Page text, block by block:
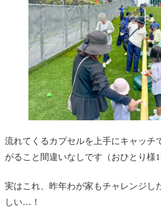
流れてくるカプセルを上手にキャッチ
がること間違いなしです（おひとり様1
実はこれ、昨年わが家もチャレンジし
しい…！